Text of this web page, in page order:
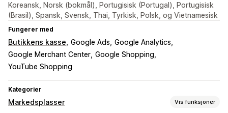
Koreansk, Norsk (bokmål), Portugisisk (Portugal), Portugisisk
(Brasil), Spansk, Svensk, Thai, Tyrkisk, Polsk, og Vietnamesisk
Fungerer med
Butikkens kasse Google Ads Google Analytics
Google Merchant Center Google Shopping
YouTube Shopping
Kategorier
Markedsplasser Vis funksjoner